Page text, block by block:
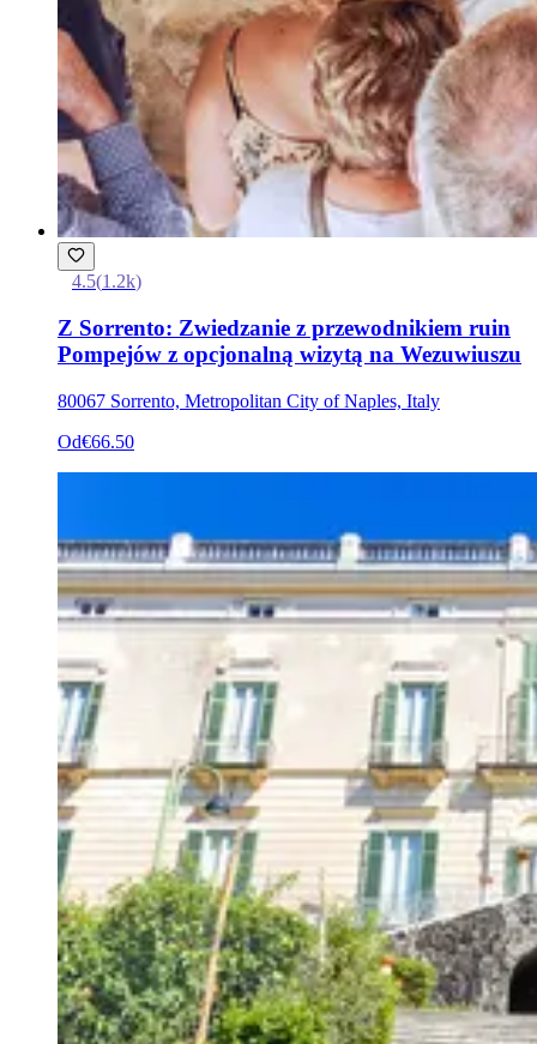
4.5(1.2k)
Z Sorrento: Zwiedzanie z przewodnikiem ruin
Pompejów z opcjonalną wizytą na Wezuwiuszu
80067 Sorrento, Metropolitan City of Naples, Italy
Od€66.50